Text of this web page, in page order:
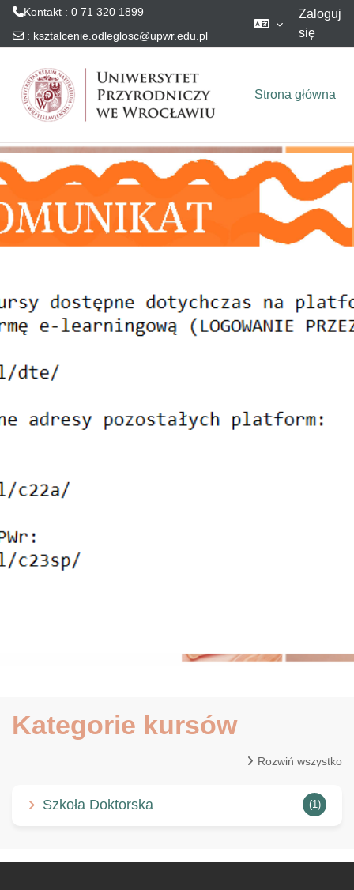
Kontakt : 0 71 320 1899
: ksztalcenie.odleglosc@upwr.edu.pl
Zaloguj
się
Strona główna
Kategorie kursów
Rozwiń wszystko
Szkoła Doktorska (1)